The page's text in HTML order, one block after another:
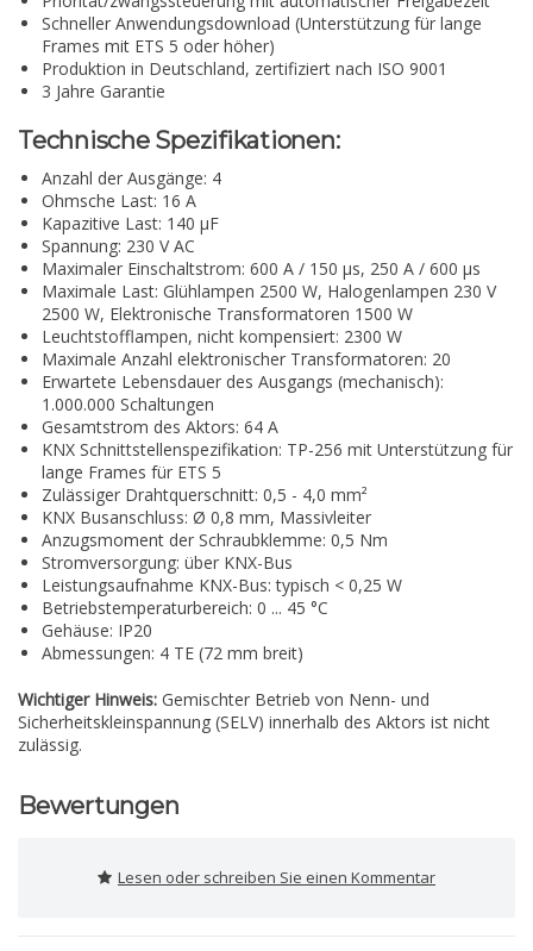
Schneller Anwendungsdownload (Unterstützung für lange
Frames mit ETS 5 oder höher)
Produktion in Deutschland, zertifiziert nach ISO 9001
3 Jahre Garantie
Technische Spezifikationen:
Anzahl der Ausgänge: 4
Ohmsche Last: 16 A
Kapazitive Last: 140 µF
Spannung: 230 V AC
Maximaler Einschaltstrom: 600 A / 150 µs, 250 A / 600 µs
Maximale Last: Glühlampen 2500 W, Halogenlampen 230 V
2500 W, Elektronische Transformatoren 1500 W
Leuchtstofflampen, nicht kompensiert: 2300 W
Maximale Anzahl elektronischer Transformatoren: 20
Erwartete Lebensdauer des Ausgangs (mechanisch):
1.000.000 Schaltungen
Gesamtstrom des Aktors: 64 A
KNX Schnittstellenspezifikation: TP-256 mit Unterstützung für
lange Frames für ETS 5
Zulässiger Drahtquerschnitt: 0,5 - 4,0 mm²
KNX Busanschluss: Ø 0,8 mm, Massivleiter
Anzugsmoment der Schraubklemme: 0,5 Nm
Stromversorgung: über KNX-Bus
Leistungsaufnahme KNX-Bus: typisch < 0,25 W
Betriebstemperaturbereich: 0 ... 45 °C
Gehäuse: IP20
Abmessungen: 4 TE (72 mm breit)
Wichtiger Hinweis: Gemischter Betrieb von Nenn- und
Sicherheitskleinspannung (SELV) innerhalb des Aktors ist nicht
zulässig.
Bewertungen
Lesen oder schreiben Sie einen Kommentar